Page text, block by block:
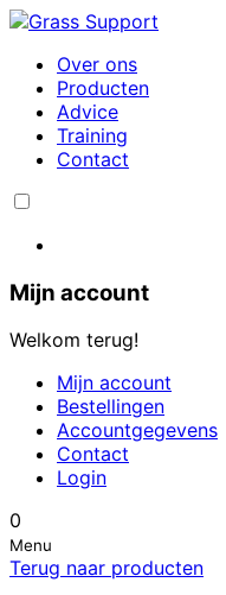
Over ons
Producten
Advice
Training
Contact
Mijn account
Welkom terug!
Mijn account
Bestellingen
Accountgegevens
Contact
Login
0
Menu
Terug naar producten